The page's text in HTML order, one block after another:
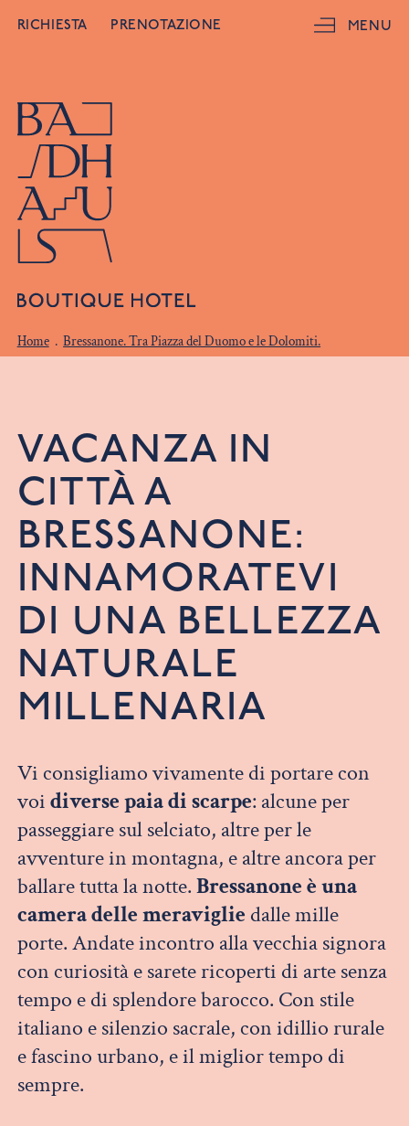
RICHIESTA PRENOTAZIONE MENU
Home . Bressanone. Tra Piazza del Duomo e le Dolomiti.
VACANZA IN
CITTÀ A
BRESSANONE:
INNAMORATEVI
DI UNA BELLEZZA
NATURALE
MILLENARIA
Vi consigliamo vivamente di portare con
voi diverse paia di scarpe: alcune per
passeggiare sul selciato, altre per le
avventure in montagna, e altre ancora per
ballare tutta la notte. Bressanone è una
camera delle meraviglie dalle mille
porte. Andate incontro alla vecchia signora
con curiosità e sarete ricoperti di arte senza
tempo e di splendore barocco. Con stile
italiano e silenzio sacrale, con idillio rurale
e fascino urbano, e il miglior tempo di
sempre.